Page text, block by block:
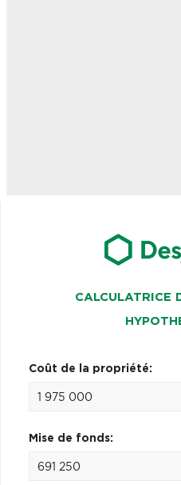
CALCULATRICE
Coût de la propriété:
Mise de fonds: